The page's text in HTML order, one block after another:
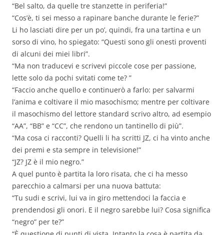
“Bel salto, da quelle tre stanzette in periferia!”
“Cos’è, ti sei messo a rapinare banche durante le ferie?”
Li ho lasciati dire per un po’, quindi, fra una tartina e un
sorso di vino, ho spiegato: “Questi sono gli onesti proventi
di alcuni dei miei libri”.
“Ma non traducevi e scrivevi piccole cose per passione,
lette solo da pochi svitati come te? ”
“Faccio anche quello e continuerò a farlo: per salvarmi
l’anima e coltivare il mio masochismo; mentre per coltivare
il masochismo del lettore standard scrivo altro, ad esempio
“AA”, “BB” e “CC”, che rendono un tantinello di più”.
“Ma cosa ci racconti? Quelli li ha scritti JZ, ci ha vinto anche
dei premi e sta sempre in televisione!”
“JZ? JZ è il mio negro.”
A quel punto è partita la loro risata, che ci ha messo
parecchio a calmarsi per una nuova battuta:
“Tu sudi e scrivi, lui va in giro mettendoci la faccia e
prendendosi gli onori. E il negro sarebbe lui? Cosa significa
“negro” per te?”